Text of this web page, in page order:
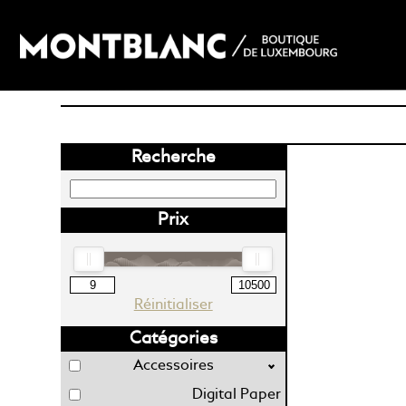
Recherche
Prix
Réinitialiser
Catégories
Accessoires
Boutons de Manchette
Digital Paper